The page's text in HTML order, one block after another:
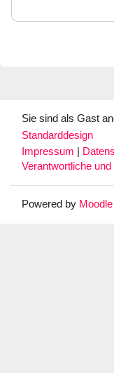
Sie sind als Gast
Standarddesign
Impressum
Verantwortliche
Powered by Moodle